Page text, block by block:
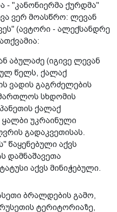
- "კანონიერმა ქურდმა"
ვერ მოასწრო: ლევან
(ავტორი - ალექსანდრე
აბულაძე (იგივე ლევან
წელს, ქალაქ
ვადის გაგრძელების
სხდომის
ქალაქ
ყალბი უკრაინული
გადაკვეთისას.
წაყენებული აქვს
დამნაშავეთა
აქვს მინიჭებული.
ბრალდების გამო,
ტერიტორიაზე,